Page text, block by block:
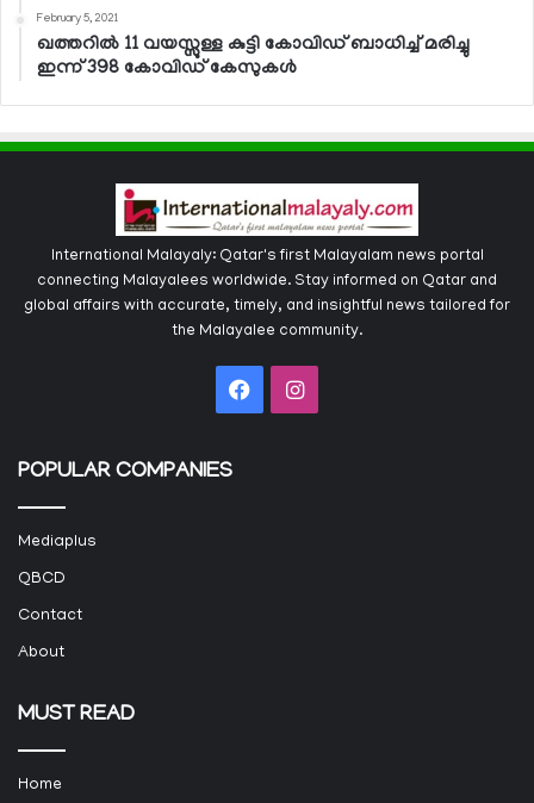
February 5, 2021
ഖത്തറില്‍ 11 വയസ്സുള്ള കുട്ടി കോവിഡ് ബാധിച്ച് മരിച്ചു
ഇന്ന് 398 കോവിഡ് കേസുകള്‍
International Malayaly: Qatar's first Malayalam news portal
connecting Malayalees worldwide. Stay informed on Qatar and
global affairs with accurate, timely, and insightful news tailored for
the Malayalee community.
FacebookInstagram
POPULAR COMPANIES
Mediaplus
QBCD
Contact
About
MUST READ
Home